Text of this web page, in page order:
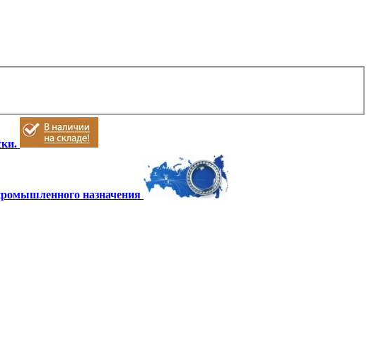
назначения